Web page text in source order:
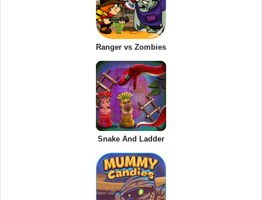
Ranger vs Zombies
Snake And Ladder